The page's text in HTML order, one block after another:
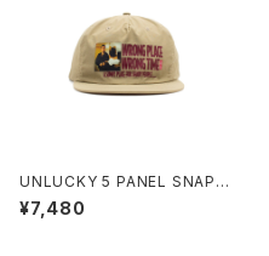
UNLUCKY 5 PANEL SNAPB
ACK (BEIGE)
¥7,480